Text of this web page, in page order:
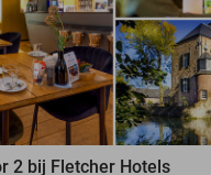
2 bij Fletcher Hotels